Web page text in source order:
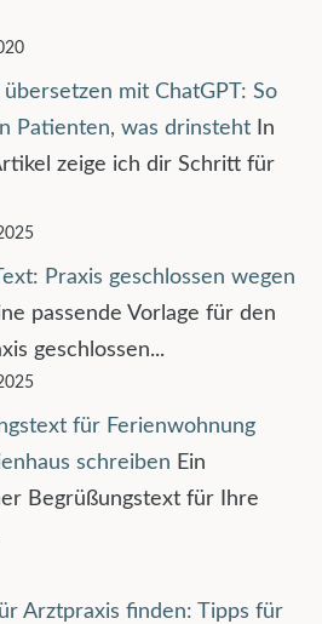
mit ChatGPT: So
Patienten, was drinsteht
In
zeige ich dir Schritt für
Praxis geschlossen wegen
passende Vorlage für den
geschlossen...
für Ferienwohnung
schreiben Ein
Begrüßungstext für Ihre
Arztpraxis finden: Tipps für